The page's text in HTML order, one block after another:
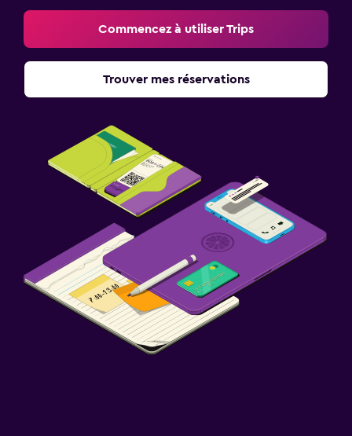
Commencez à utiliser Trips
Trouver mes réservations